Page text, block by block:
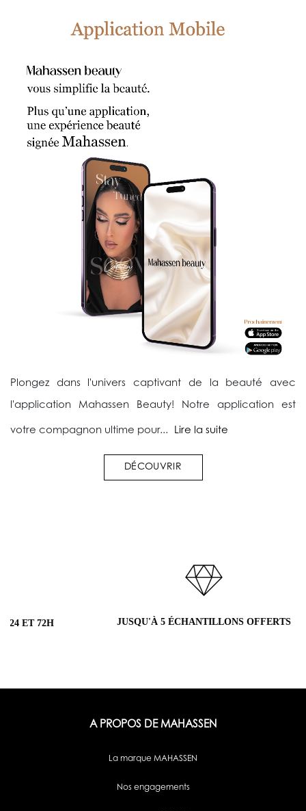
Plongez dans l'univers captivant de la beauté avec
l'application Mahassen Beauty! Notre application est
votre compagnon ultime pour... Lire la suite
DÉCOUVRIR
JUSQU'À 5 ÉCHANTILLONS OFFERTS
A PROPOS DE MAHASSEN
La marque MAHASSEN
Nos engagements